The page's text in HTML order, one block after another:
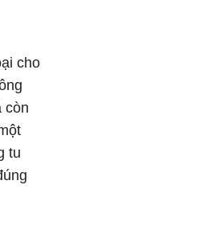
cho
còn
tu